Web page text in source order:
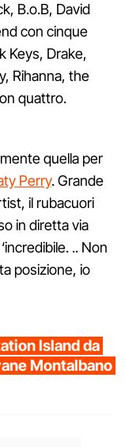
B.o.B, David
con cinque
Keys, Drake,
Rihanna, the
quattro.
quella per
Perry. Grande
il rubacuori
in diretta via
.. Non
posizione, io
Island da
Montalbano